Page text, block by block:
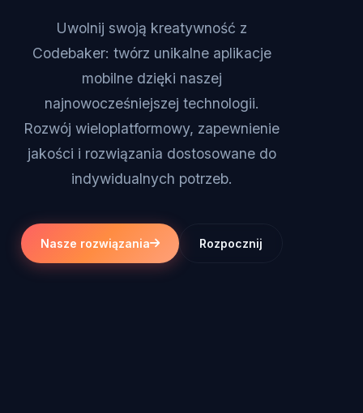
Uwolnij swoją kreatywność z
Codebaker: twórz unikalne aplikacje
mobilne dzięki naszej
najnowocześniejszej technologii.
Rozwój wieloplatformowy, zapewnienie
jakości i rozwiązania dostosowane do
indywidualnych potrzeb.
Nasze rozwiązania Rozpocznij